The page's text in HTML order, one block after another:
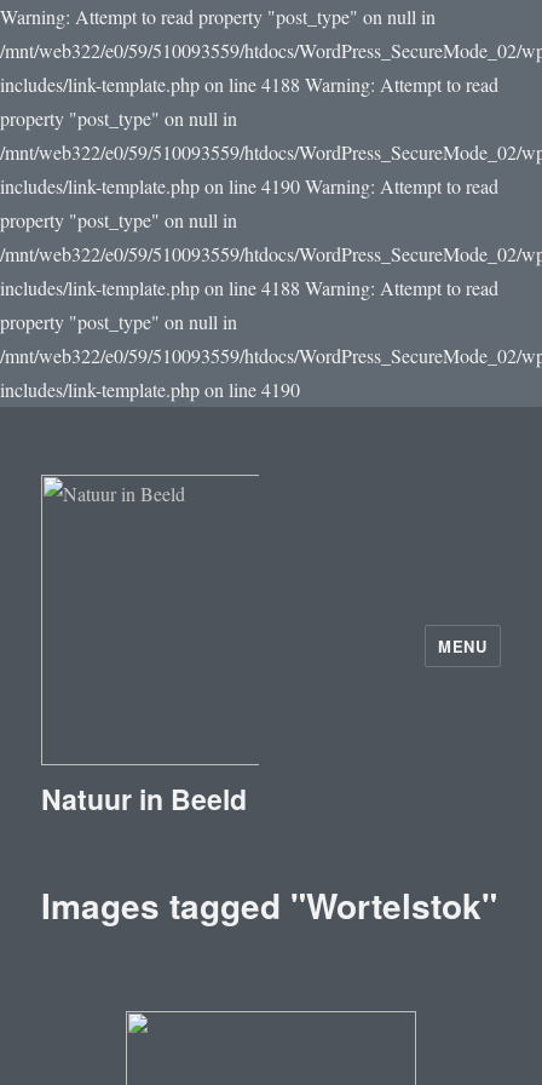
Warning: Attempt to read property "post_type" on null in
/mnt/web322/e0/59/510093559/htdocs/WordPress_SecureMode_02/
includes/link-template.php on line 4188 Warning: Attempt to read
property "post_type" on null in
/mnt/web322/e0/59/510093559/htdocs/WordPress_SecureMode_02/
includes/link-template.php on line 4190Warning: Attempt to read
property "post_type" on null in
/mnt/web322/e0/59/510093559/htdocs/WordPress_SecureMode_02/
includes/link-template.php on line 4188 Warning: Attempt to read
property "post_type" on null in
/mnt/web322/e0/59/510093559/htdocs/WordPress_SecureMode_02/
includes/link-template.php on line 4190
Natuur in Beeld
MENU
Images tagged "Wortelstok"